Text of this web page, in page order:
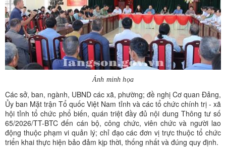
Ảnh minh họa
Các sở, ban, ngành, UBND các xã, phường; đề nghị Cơ quan Đảng,
Ủy ban Mặt trận Tổ quốc Việt Nam tỉnh và các tổ chức chính trị - xã
hội tỉnh tổ chức phổ biến, quán triệt đầy đủ nội dung Thông tư số
65/2026/TT-BTC đến cán bộ, công chức, viên chức và người lao
động thuộc phạm vi quản lý; chỉ đạo các đơn vị trực thuộc tổ chức
triển khai thực hiện bảo đảm kịp thời, thống nhất và đúng quy định.